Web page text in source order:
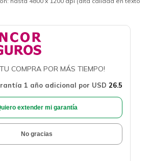
COMPRA POR MÁS TIEMPO!
1 año adicional por USD 26.5
extender mi garantía
No gracias